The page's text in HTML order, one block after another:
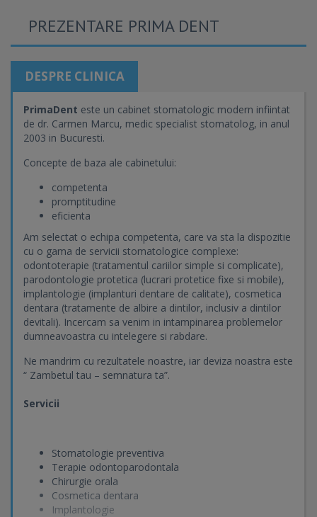
PREZENTARE PRIMA DENT
DESPRE CLINICA
PrimaDent este un cabinet stomatologic modern infiintat
de dr. Carmen Marcu, medic specialist stomatolog, in anul
2003 in Bucuresti.
Concepte de baza ale cabinetului:
competenta
promptitudine
eficienta
Am selectat o echipa competenta, care va sta la dispozitie
cu o gama de servicii stomatologice complexe:
odontoterapie (tratamentul cariilor simple si complicate),
parodontologie protetica (lucrari protetice fixe si mobile),
implantologie (implanturi dentare de calitate), cosmetica
dentara (tratamente de albire a dintilor, inclusiv a dintilor
devitali). Incercam sa venim in intampinarea problemelor
dumneavoastra cu intelegere si rabdare.
Ne mandrim cu rezultatele noastre, iar deviza noastra este
“ Zambetul tau – semnatura ta”.
Servicii
Stomatologie preventiva
Terapie odontoparodontala
Chirurgie orala
Cosmetica dentara
Implantologie